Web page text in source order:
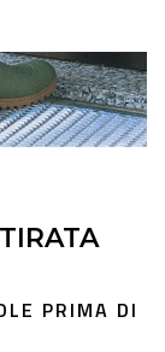
PRIMA DI